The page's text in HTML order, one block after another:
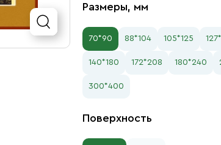
Размеры, мм
70*90 88*104 105*125
140*180 172*208 180*240
300*400
Поверхность